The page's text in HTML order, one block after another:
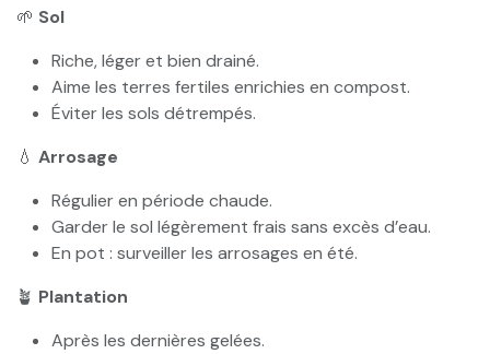
🌱 Sol
Riche, léger et bien drainé.
Aime les terres fertiles enrichies en compost.
Éviter les sols détrempés.
💧 Arrosage
Régulier en période chaude.
Garder le sol légèrement frais sans excès d’eau.
En pot : surveiller les arrosages en été.
🪴 Plantation
Après les dernières gelées.